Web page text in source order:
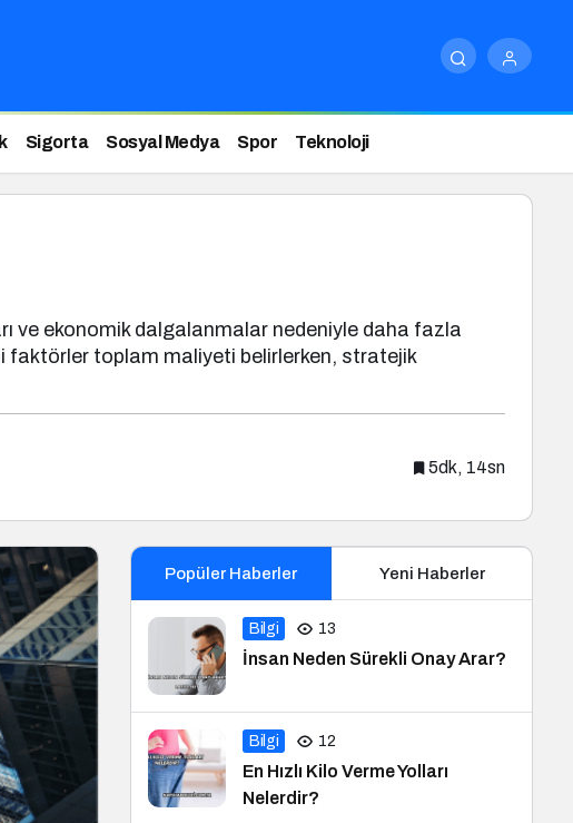
Sigorta Sosyal Medya Spor Teknoloji
ve ekonomik dalgalanmalar nedeniyle daha fazla
faktörler toplam maliyeti belirlerken, stratejik
5dk, 14sn
Popüler Haberler Yeni Haberler
Bilgi 13
İnsan Neden Sürekli Onay Arar?
Bilgi 12
En Hızlı Kilo Verme Yolları
Nelerdir?